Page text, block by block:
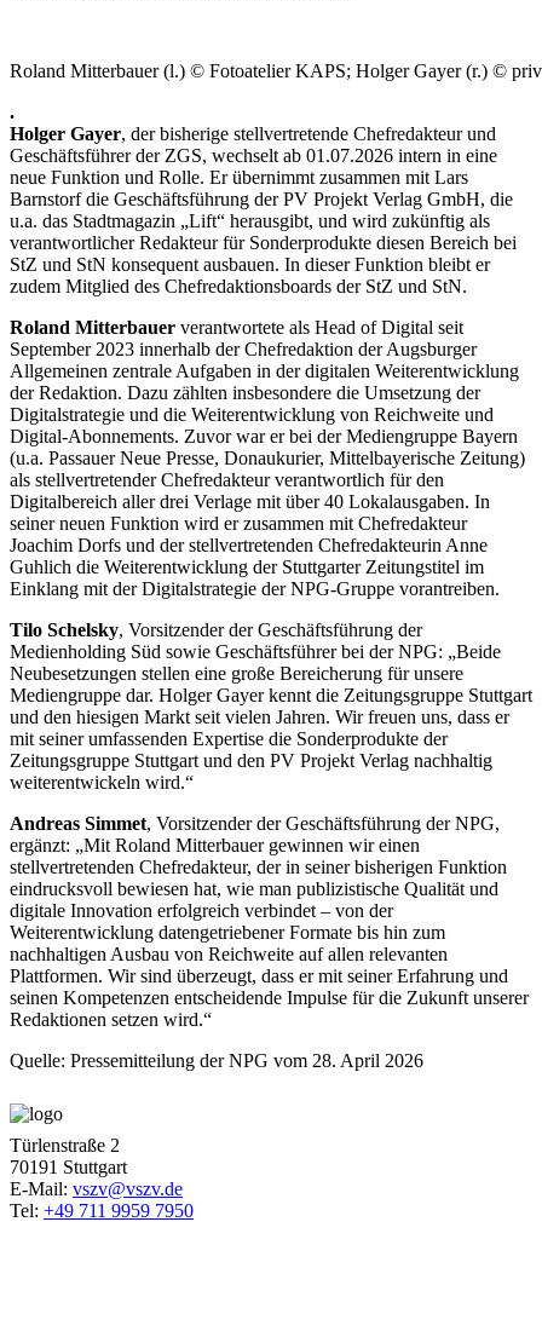
Roland Mitterbauer (l.) © Fotoatelier KAPS; Holger Gayer (r.) ©
.
Holger Gayer, der bisherige stellvertretende Chefredakteur und
Geschäftsführer der ZGS, wechselt ab 01.07.2026 intern in eine
neue Funktion und Rolle. Er übernimmt zusammen mit Lars
Barnstorf die Geschäftsführung der PV Projekt Verlag GmbH, die
u.a. das Stadtmagazin „Lift“ herausgibt, und wird zukünftig als
verantwortlicher Redakteur für Sonderprodukte diesen Bereich bei
StZ und StN konsequent ausbauen. In dieser Funktion bleibt er
zudem Mitglied des Chefredaktionsboards der StZ und StN.
Roland Mitterbauer verantwortete als Head of Digital seit
September 2023 innerhalb der Chefredaktion der Augsburger
Allgemeinen zentrale Aufgaben in der digitalen Weiterentwicklung
der Redaktion. Dazu zählten insbesondere die Umsetzung der
Digitalstrategie und die Weiterentwicklung von Reichweite und
Digital-Abonnements. Zuvor war er bei der Mediengruppe Bayern
(u.a. Passauer Neue Presse, Donaukurier, Mittelbayerische Zeitung)
als stellvertretender Chefredakteur verantwortlich für den
Digitalbereich aller drei Verlage mit über 40 Lokalausgaben. In
seiner neuen Funktion wird er zusammen mit Chefredakteur
Joachim Dorfs und der stellvertretenden Chefredakteurin Anne
Guhlich die Weiterentwicklung der Stuttgarter Zeitungstitel im
Einklang mit der Digitalstrategie der NPG-Gruppe vorantreiben.
Tilo Schelsky, Vorsitzender der Geschäftsführung der
Medienholding Süd sowie Geschäftsführer bei der NPG: „Beide
Neubesetzungen stellen eine große Bereicherung für unsere
Mediengruppe dar. Holger Gayer kennt die Zeitungsgruppe Stuttgart
und den hiesigen Markt seit vielen Jahren. Wir freuen uns, dass er
mit seiner umfassenden Expertise die Sonderprodukte der
Zeitungsgruppe Stuttgart und den PV Projekt Verlag nachhaltig
weiterentwickeln wird.“
Andreas Simmet, Vorsitzender der Geschäftsführung der NPG,
ergänzt: „Mit Roland Mitterbauer gewinnen wir einen
stellvertretenden Chefredakteur, der in seiner bisherigen Funktion
eindrucksvoll bewiesen hat, wie man publizistische Qualität und
digitale Innovation erfolgreich verbindet – von der
Weiterentwicklung datengetriebener Formate bis hin zum
nachhaltigen Ausbau von Reichweite auf allen relevanten
Plattformen. Wir sind überzeugt, dass er mit seiner Erfahrung und
seinen Kompetenzen entscheidende Impulse für die Zukunft unserer
Redaktionen setzen wird.“
Quelle: Pressemitteilung der NPG vom 28. April 2026
Türlenstraße 2
70191 Stuttgart
E-Mail: vszv@vszv.de
Tel: +49 711 9959 7950